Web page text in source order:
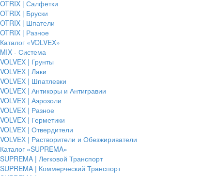
OTRIX | Салфетки
OTRIX | Бруски
OTRIX | Шпатели
OTRIX | Разное
Каталог «VOLVEX»
MIX - Система
VOLVEX | Грунты
VOLVEX | Лаки
VOLVEX | Шпатлевки
VOLVEX | Антикоры и Антигравии
VOLVEX | Аэрозоли
VOLVEX | Разное
VOLVEX | Герметики
VOLVEX | Отвердители
VOLVEX | Растворители и Обезжириватели
Каталог «SUPREMA»
SUPREMA | Легковой Транспорт
SUPREMA | Коммерческий Транспорт